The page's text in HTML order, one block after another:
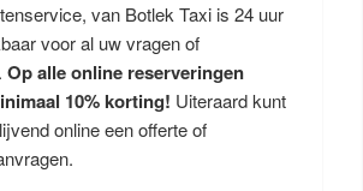
van Botlek Taxi is 24 uur
voor al uw vragen of
Op alle online reserveringen
10% korting! Uiteraard kunt
online een offerte of